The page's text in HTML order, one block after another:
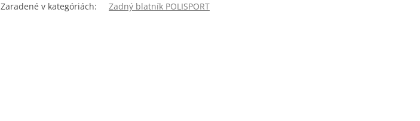
Zaradené v kategóriách: Zadný blatník POLISPORT